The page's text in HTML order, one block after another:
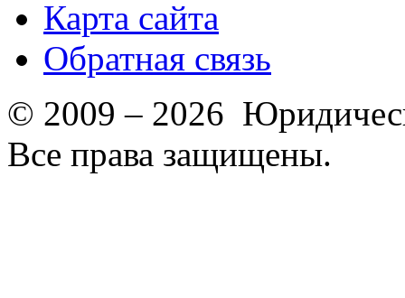
Карта сайта
Обратная связь
© 2009 – 2026
Все права защищены.